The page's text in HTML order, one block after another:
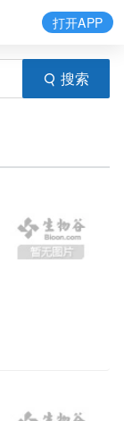
搜索
打开APP